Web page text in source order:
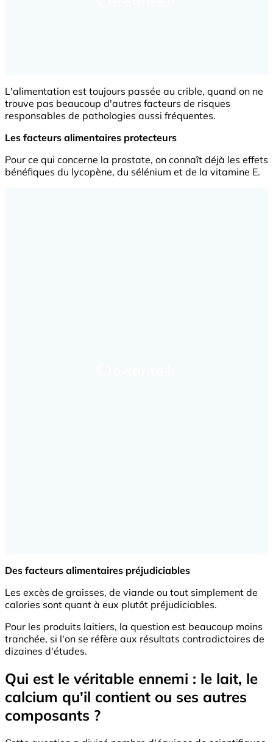
L'alimentation est toujours passée au crible, quand on ne
trouve pas beaucoup d'autres facteurs de risques
responsables de pathologies aussi fréquentes.
Les facteurs alimentaires protecteurs
Pour ce qui concerne la prostate, on connaît déjà les effets
bénéfiques du lycopène, du sélénium et de la vitamine E.
Des facteurs alimentaires préjudiciables
Les excès de graisses, de viande ou tout simplement de
calories sont quant à eux plutôt préjudiciables.
Pour les produits laitiers, la question est beaucoup moins
tranchée, si l'on se réfère aux résultats contradictoires de
dizaines d'études.
Qui est le véritable ennemi : le lait, le
calcium qu'il contient ou ses autres
composants ?